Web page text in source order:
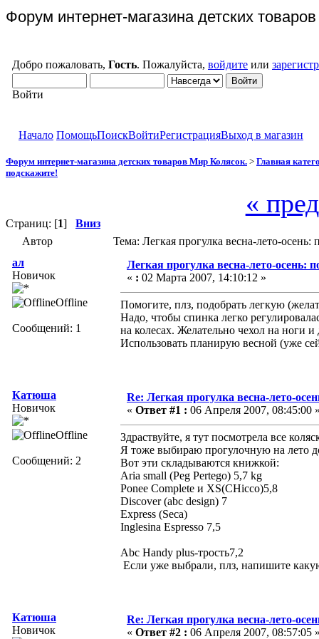
Форум интернет-магазина детских
Добро пожаловать, Гость. Пожалуйста, войдите или
Войти
Начало ПомощьПоискВойтиРегистрацияВыход в магазин
Форум интернет-магазина детских товаров Мир Колясок. > Главная
подскажите!
Страниц: [1] Вниз
«
Автор
Тема: Легкая прогулка весна-лето-
ал
Новичок
Offline
Сообщений: 1
Легкая прогулка весна-лето-осень:
« : 02 Марта 2007, 14:10:12 »
Помогите, плз, подобрать легкую
Надо, чтобы спинка легко
на колесах. Желательно чехол на ноги
Использовать планирую весной (уже
Катюша
Новичок
Offline
Сообщений: 2
Re: Легкая прогулка весна-лето-
« Ответ #1 : 06 Апреля 2007, 08:45:00
Здраствуйте, я тут посмотрела все
Я тоже выбираю прогулочную на лето
Вот эти складываются книжкой:
Aria small (Peg Pertego) 5,7 kg
Ponee Complete и XS(CHicco)5,8
Discover (abc design) 7
Express (Seca)
Inglesina Espresso 7,5
Abc Handy plus-трость7,2
Если уже выбрали, плз, напишите
Катюша
Новичок
Re: Легкая прогулка весна-лето-
« Ответ #2 : 06 Апреля 2007, 08:57:05